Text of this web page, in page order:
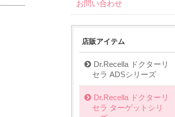
お問い合わせ
店販アイテム
Dr.Recella ドクターリ
セラ ADSシリーズ
Dr.Recella ドクターリ
セラ ターゲットシリ